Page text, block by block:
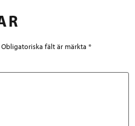
Obligatoriska fält är märkta *